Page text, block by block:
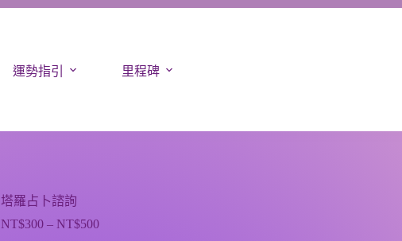
運勢指引 里程碑
塔羅占卜諮詢
NT$300 – NT$500